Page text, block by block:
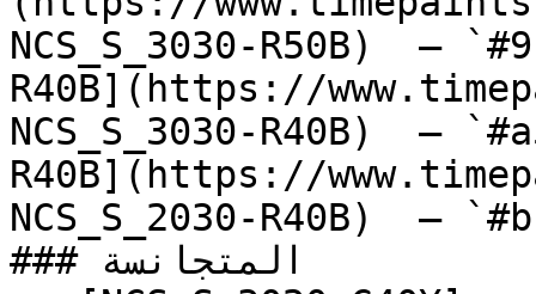
NCS_S_3030-R50B)  —
R40B](https://
NCS_S_3030-R40B)  —
R40B](https://
NCS_S_2030-R40B)  —
### المتجانسة